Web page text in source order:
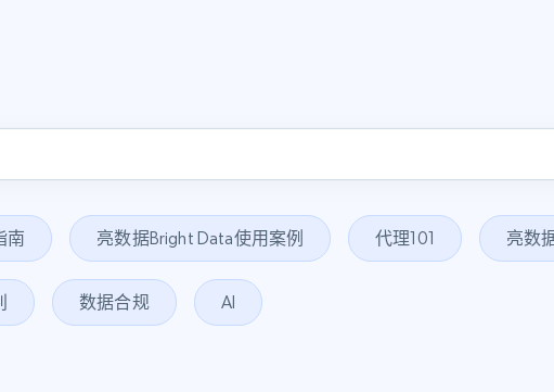
南 亮数据Bright Data使用案例 代理101 亮数
数据合规 AI